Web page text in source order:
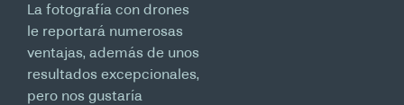
La fotografía con drones
le reportará numerosas
ventajas, además de unos
resultados excepcionales,
pero nos gustaría